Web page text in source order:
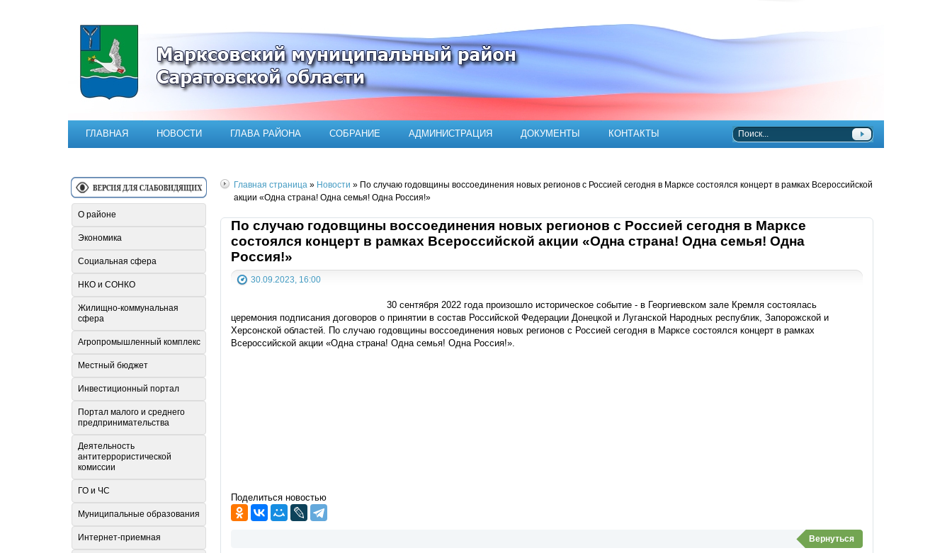
Официальный сайт Марксовского муниципального района
ГЛАВНАЯ НОВОСТИ ГЛАВА РАЙОНА СОБРАНИЕ АДМИНИСТРАЦИЯ ДОКУМЕНТЫ КОНТАКТЫ
Главная страница » Новости » По случаю годовщины воссоединения новых регионов с Россией сегодня в Марксе состоялся концерт в рамках Всероссийской
акции «Одна страна! Одна семья! Одна Россия!»
По случаю годовщины воссоединения новых регионов с Россией сегодня в Марксе
состоялся концерт в рамках Всероссийской акции «Одна страна! Одна семья! Одна
Россия!»
30.09.2023, 16:00
30 сентября 2022 года произошло историческое событие - в Георгиевском зале Кремля состоялась
церемония подписания договоров о принятии в состав Российской Федерации Донецкой и Луганской Народных республик, Запорожской и
Херсонской областей. По случаю годовщины воссоединения новых регионов с Россией сегодня в Марксе состоялся концерт в рамках
Всероссийской акции «Одна страна! Одна семья! Одна Россия!».
Поделиться новостью
Вернуться
О районе
Экономика
Социальная сфера
НКО и СОНКО
Жилищно-коммунальная
сфера
Агропромышленный комплекс
Местный бюджет
Инвестиционный портал
Портал малого и среднего
предпринимательства
Деятельность
антитеррористической
комиссии
ГО и ЧС
Муниципальные образования
Интернет-приемная